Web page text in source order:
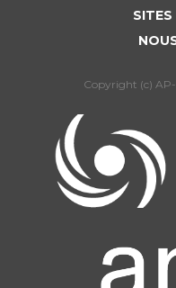
SITES
Copyright (c) AP-